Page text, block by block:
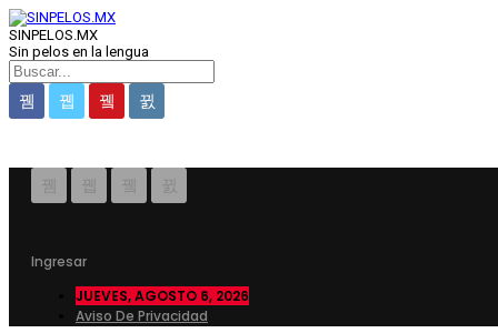
SINPELOS.MX
Sin pelos en la lengua
Ingresar
JUEVES, AGOSTO 6, 2026
Aviso De Privacidad